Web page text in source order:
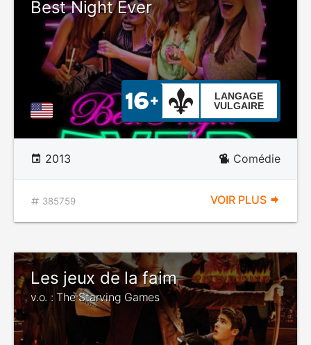
Best Night Ever
LANGAGE
VULGAIRE
2013 Comédie
385759 VOIR PLUS
Les jeux de la faim
v.o. : The Starving Games